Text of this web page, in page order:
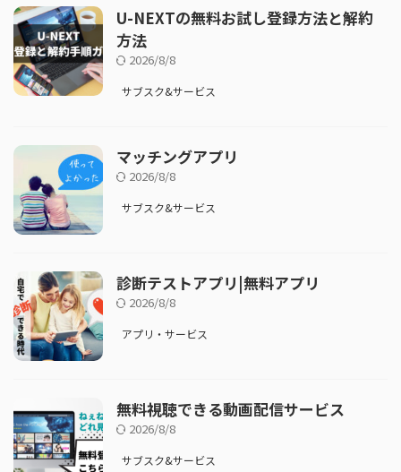
U-NEXTの無料お試し登録方法と解約
方法
2026/8/8
サブスク&サービス
マッチングアプリ
2026/8/8
サブスク&サービス
診断テストアプリ|無料アプリ
2026/8/8
アプリ・サービス
無料視聴できる動画配信サービス
2026/8/8
サブスク&サービス